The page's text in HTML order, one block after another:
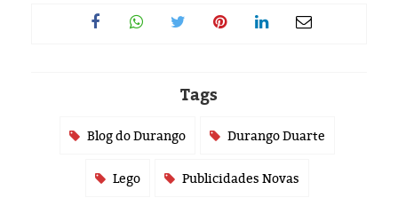
Manaus
História
Eleições 2024
Tags
Blog do Durango Durango Duarte
Lego Publicidades Novas